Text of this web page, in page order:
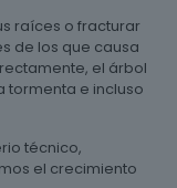
raíces o fracturar
de los que causa
el árbol
tormenta e incluso
técnico,
el crecimiento